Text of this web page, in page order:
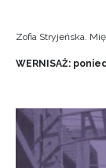
Zofia Stryjeńska.
WERNISAŻ: